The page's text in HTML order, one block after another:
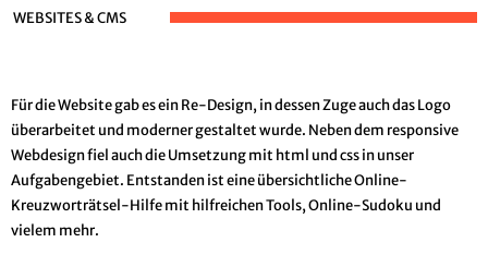
WEBSITES & CMS
Für die Website gab es ein Re-Design, in dessen Zuge auch das Logo
überarbeitet und moderner gestaltet wurde. Neben dem responsive
Webdesign fiel auch die Umsetzung mit html und css in unser
Aufgabengebiet. Entstanden ist eine übersichtliche Online-
Kreuzworträtsel-Hilfe mit hilfreichen Tools, Online-Sudoku und
vielem mehr.